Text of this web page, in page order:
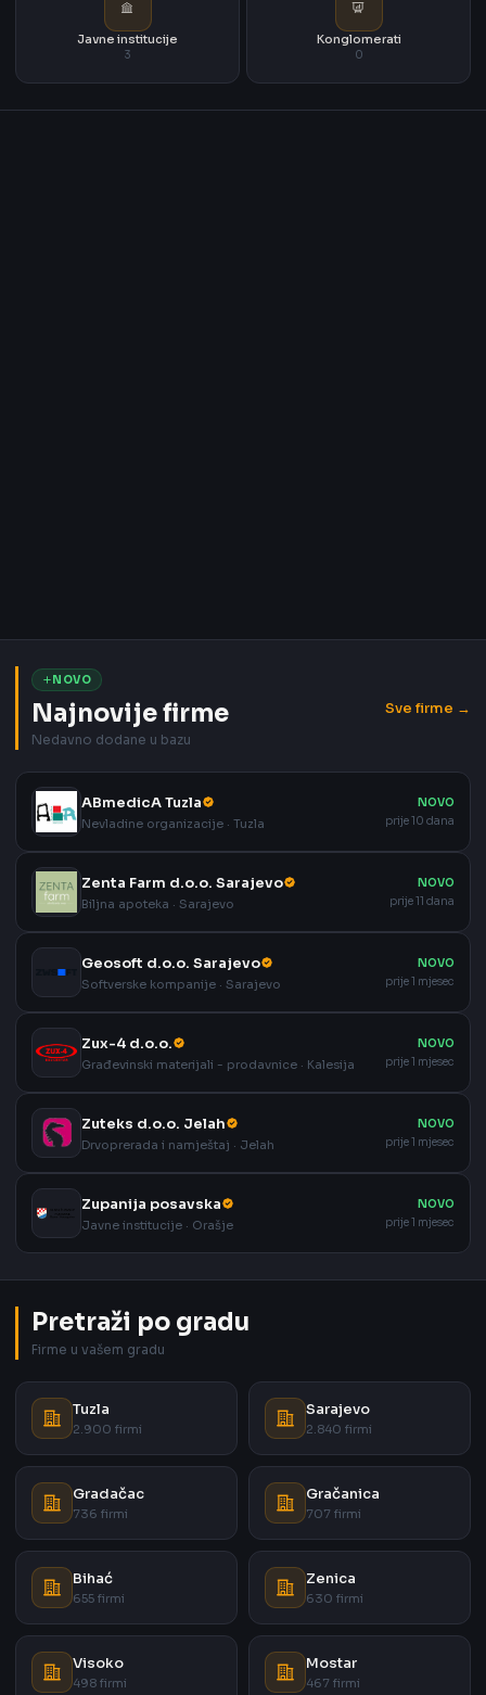
Javne institucije
3
Konglomerati
0
NOVO
Najnovije firme
Nedavno dodane u bazu
Sve firme →
ABmedicA Tuzla
Nevladine organizacije · Tuzla
NOVO
prije 10 dana
Zenta Farm d.o.o. Sarajevo
Biljna apoteka · Sarajevo
NOVO
prije 11 dana
Geosoft d.o.o. Sarajevo
Softverske kompanije · Sarajevo
NOVO
prije 1 mjesec
Zux-4 d.o.o.
Građevinski materijali - prodavnice · Kalesija
NOVO
prije 1 mjesec
Zuteks d.o.o. Jelah
Drvoprerada i namještaj · Jelah
NOVO
prije 1 mjesec
Zupanija posavska
Javne institucije · Orašje
NOVO
prije 1 mjesec
Pretraži po gradu
Firme u vašem gradu
Tuzla
2.900 firmi
Sarajevo
2.840 firmi
Gradačac
736 firmi
Gračanica
707 firmi
Bihać
655 firmi
Zenica
630 firmi
Visoko
498 firmi
Mostar
467 firmi